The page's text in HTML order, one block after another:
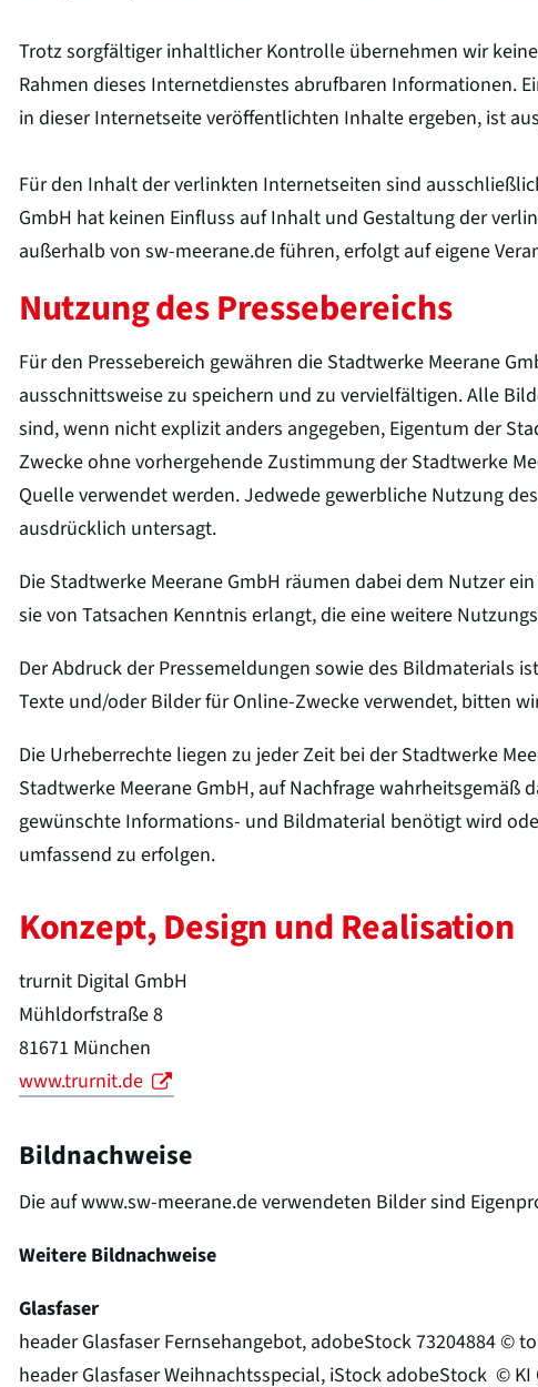
Trotz sorgfältiger inhaltlicher Kontrolle übernehmen wir
Rahmen dieses Internetdienstes abrufbaren Informationen.
in dieser Internetseite veröffentlichten Inhalte ergeben, ist
Für den Inhalt der verlinkten Internetseiten sind
GmbH hat keinen Einfluss auf Inhalt und Gestaltung der
außerhalb von sw-meerane.de führen, erfolgt auf eigene
Nutzung des Pressebereichs
Für den Pressebereich gewähren die Stadtwerke Meerane
ausschnittsweise zu speichern und zu vervielfältigen. Alle
sind, wenn nicht explizit anders angegeben, Eigentum der
Zwecke ohne vorhergehende Zustimmung der Stadtwerke
Quelle verwendet werden. Jedwede gewerbliche Nutzung
ausdrücklich untersagt.
Die Stadtwerke Meerane GmbH räumen dabei dem Nutzer
sie von Tatsachen Kenntnis erlangt, die eine weitere
Der Abdruck der Pressemeldungen sowie des Bildmaterials
Texte und/oder Bilder für Online-Zwecke verwendet, bitten
Die Urheberrechte liegen zu jeder Zeit bei der Stadtwerke
Stadtwerke Meerane GmbH, auf Nachfrage wahrheitsgemäß
gewünschte Informations- und Bildmaterial benötigt wird
umfassend zu erfolgen.
Konzept, Design und Realisation
trurnit Digital GmbH
Mühldorfstraße 8
81671 München
www.trurnit.de
Bildnachweise
Die auf www.sw-meerane.de verwendeten Bilder sind
Weitere Bildnachweise
Glasfaser
header Glasfaser Fernsehangebot, adobeStock 73204884 ©
header Glasfaser Weihnachtsspecial, iStock adobeStock © KI